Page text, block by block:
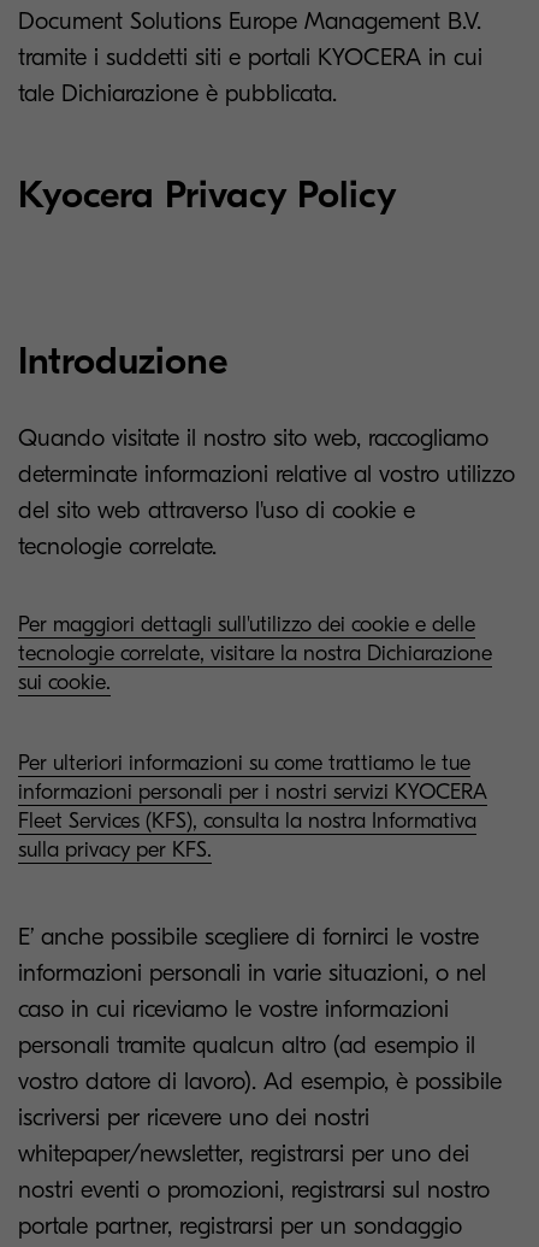
Document Solutions Europe Management B.V.
tramite i suddetti siti e portali KYOCERA in cui
tale Dichiarazione è pubblicata.
Kyocera Privacy Policy
Introduzione
Quando visitate il nostro sito web, raccogliamo
determinate informazioni relative al vostro utilizzo
del sito web attraverso l'uso di cookie e
tecnologie correlate.
Per maggiori dettagli sull'utilizzo dei cookie e delle
tecnologie correlate, visitare la nostra Dichiarazione
sui cookie.
Per ulteriori informazioni su come trattiamo le tue
informazioni personali per i nostri servizi KYOCERA
Fleet Services (KFS), consulta la nostra Informativa
sulla privacy per KFS.
E’ anche possibile scegliere di fornirci le vostre
informazioni personali in varie situazioni, o nel
caso in cui riceviamo le vostre informazioni
personali tramite qualcun altro (ad esempio il
vostro datore di lavoro). Ad esempio, è possibile
iscriversi per ricevere uno dei nostri
whitepaper/newsletter, registrarsi per uno dei
nostri eventi o promozioni, registrarsi sul nostro
portale partner, registrarsi per un sondaggio